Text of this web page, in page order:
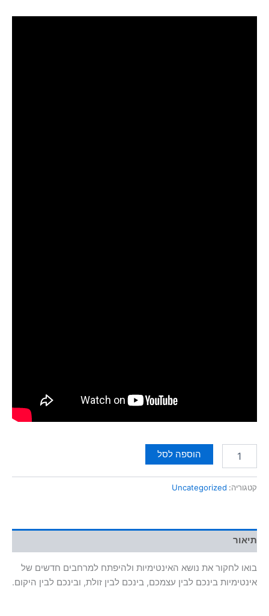
הוספה לסל
קטגוריה: Uncategorized
תיאור
בואו לחקור את נושא האינטימיות ולהיפתח למרחבים חדשים של
אינטימיות בינכם לבין עצמכם, בינכם לבין זולת, ובינכם לבין היקום.